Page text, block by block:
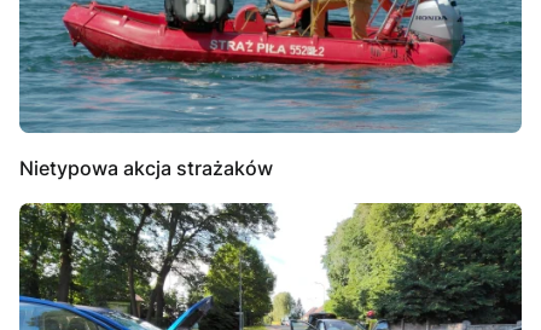
Nietypowa akcja strażaków